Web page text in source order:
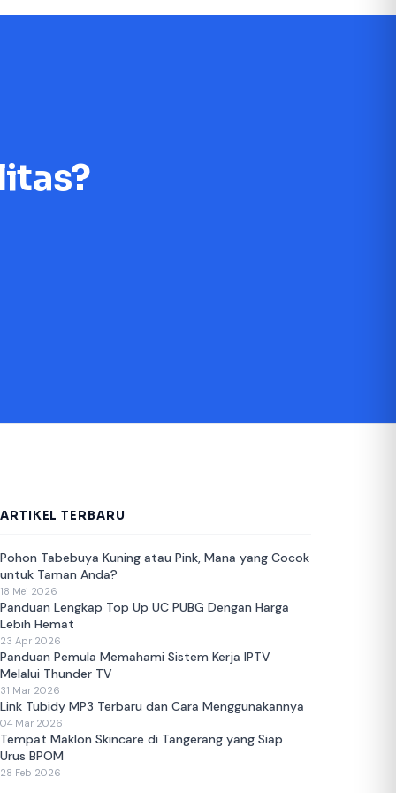
ARTIKEL TERBARU
Pohon Tabebuya Kuning atau Pink, Mana yang Cocok
untuk Taman Anda?
18 Mei 2026
Panduan Lengkap Top Up UC PUBG Dengan Harga
Lebih Hemat
23 Apr 2026
Panduan Pemula Memahami Sistem Kerja IPTV
Melalui Thunder TV
31 Mar 2026
Link Tubidy MP3 Terbaru dan Cara Menggunakannya
04 Mar 2026
Tempat Maklon Skincare di Tangerang yang Siap
Urus BPOM
28 Feb 2026